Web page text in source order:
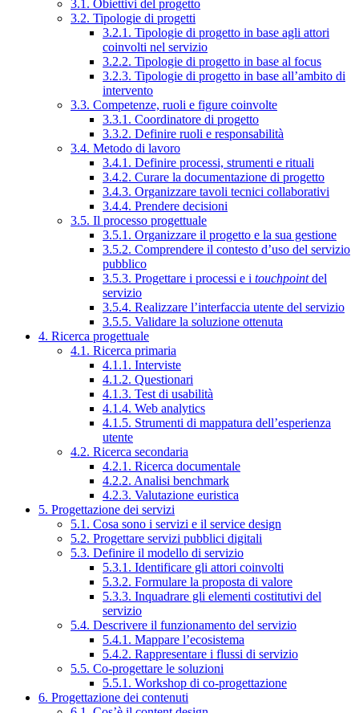
3.1. Obiettivi del progetto
3.2. Tipologie di progetti
3.2.1. Tipologie di progetto in base agli attori
coinvolti nel servizio
3.2.2. Tipologie di progetto in base al focus
3.2.3. Tipologie di progetto in base all’ambito di
intervento
3.3. Competenze, ruoli e figure coinvolte
3.3.1. Coordinatore di progetto
3.3.2. Definire ruoli e responsabilità
3.4. Metodo di lavoro
3.4.1. Definire processi, strumenti e rituali
3.4.2. Curare la documentazione di progetto
3.4.3. Organizzare tavoli tecnici collaborativi
3.4.4. Prendere decisioni
3.5. Il processo progettuale
3.5.1. Organizzare il progetto e la sua gestione
3.5.2. Comprendere il contesto d’uso del servizio
pubblico
3.5.3. Progettare i processi e i touchpointdel
servizio
3.5.4. Realizzare l’interfaccia utente del servizio
3.5.5. Validare la soluzione ottenuta
4. Ricerca progettuale
4.1. Ricerca primaria
4.1.1. Interviste
4.1.2. Questionari
4.1.3. Test di usabilità
4.1.4. Web analytics
4.1.5. Strumenti di mappatura dell’esperienza
utente
4.2. Ricerca secondaria
4.2.1. Ricerca documentale
4.2.2. Analisi benchmark
4.2.3. Valutazione euristica
5. Progettazione dei servizi
5.1. Cosa sono i servizi e il service design
5.2. Progettare servizi pubblici digitali
5.3. Definire il modello di servizio
5.3.1. Identificare gli attori coinvolti
5.3.2. Formulare la proposta di valore
5.3.3. Inquadrare gli elementi costitutivi del
servizio
5.4. Descrivere il funzionamento del servizio
5.4.1. Mappare l’ecosistema
5.4.2. Rappresentare i flussi di servizio
5.5. Co-progettare le soluzioni
5.5.1. Workshop di co-progettazione
6. Progettazione dei contenuti